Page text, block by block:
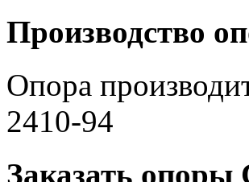
Производство
Опора
2410-94
Заказать опоры